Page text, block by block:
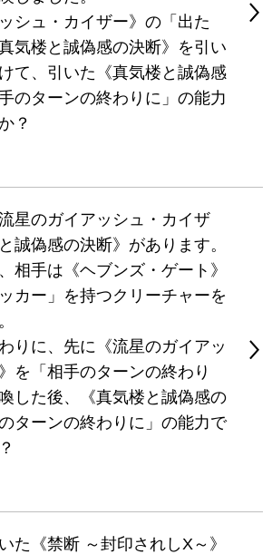
シュ・カイザー》の「出た
気楼と誠偽感の決断》を引い
て、引いた《真気楼と誠偽感
のターンの終わりに」の能力
？
星のガイアッシュ・カイザ
誠偽感の決断》があります。
相手は《ヘブンズ・ゲート》
カー」を持つクリーチャーを
りに、先に《流星のガイアッ
を「相手のターンの終わり
した後、《真気楼と誠偽感の
ターンの終わりに」の能力で
た《禁断 ～封印されしX～》